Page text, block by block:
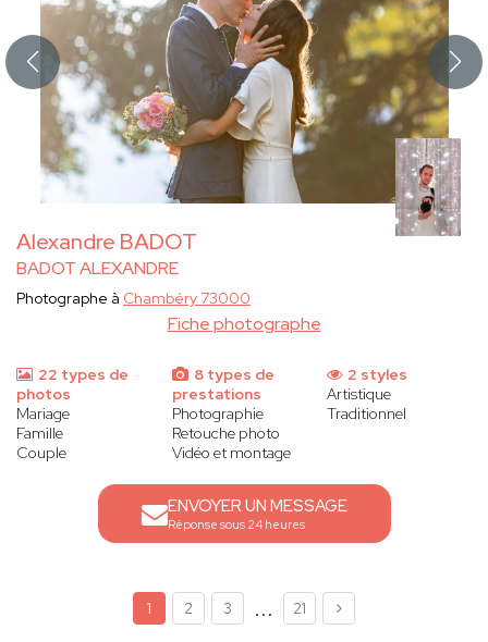
Alexandre BADOT
BADOT ALEXANDRE
Fiche photographe
Photographe à Chambéry 73000
22 types de
photos
Mariage
Famille
Couple
8 types de
prestations
Photographie
Retouche photo
Vidéo et montage
2 styles
Artistique
Traditionnel
ENVOYER UN MESSAGE
Réponse sous 24 heures
1 2 3 ... 21